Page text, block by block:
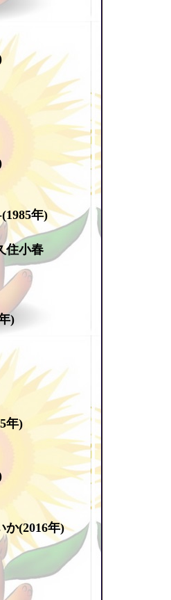
年)
住小春
)
年)
か(2016年)